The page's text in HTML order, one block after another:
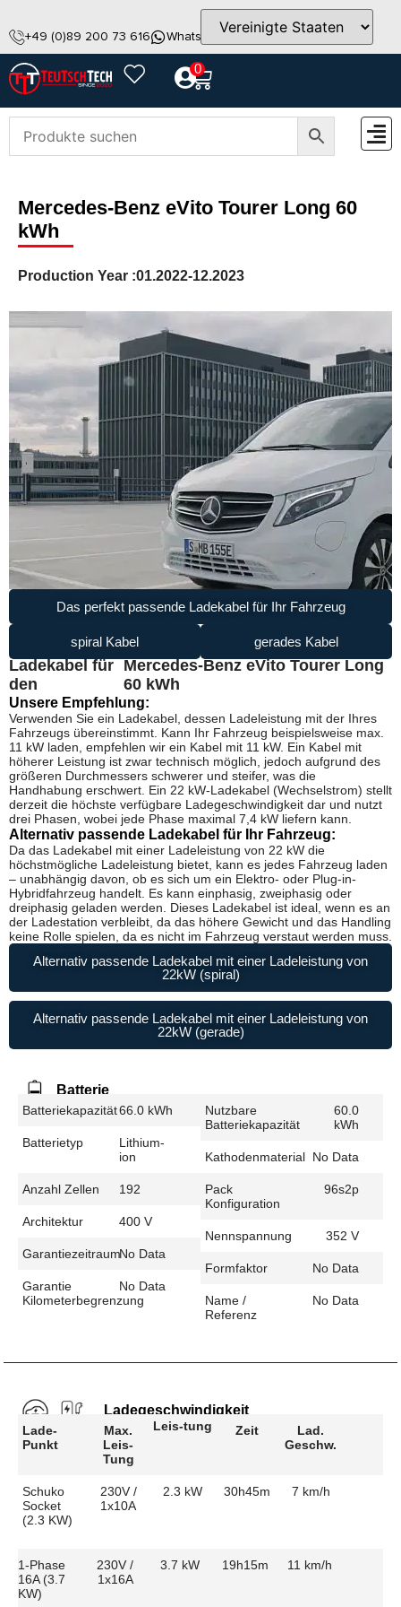
+49 (0)89 200 73 616 WhatsApp info@teutschtech.com
0
Mercedes-Benz eVito Tourer Long 60
kWh
Production Year :01.2022-12.2023
Das perfekt passende Ladekabel für Ihr Fahrzeug
spiral Kabel gerades Kabel
Ladekabel für
den
Mercedes-Benz eVito Tourer Long
60 kWh
Unsere Empfehlung:
Verwenden Sie ein Ladekabel, dessen Ladeleistung mit der Ihres
Fahrzeugs übereinstimmt. Kann Ihr Fahrzeug beispielsweise max.
11 kW laden, empfehlen wir ein Kabel mit 11 kW. Ein Kabel mit
höherer Leistung ist zwar technisch möglich, jedoch aufgrund des
größeren Durchmessers schwerer und steifer, was die
Handhabung erschwert. Ein 22 kW-Ladekabel (Wechselstrom) stellt
derzeit die höchste verfügbare Ladegeschwindigkeit dar und nutzt
drei Phasen, wobei jede Phase maximal 7,4 kW liefern kann.
Alternativ passende Ladekabel für Ihr Fahrzeug:
Da das Ladekabel mit einer Ladeleistung von 22 kW die
höchstmögliche Ladeleistung bietet, kann es jedes Fahrzeug laden
– unabhängig davon, ob es sich um ein Elektro- oder Plug-in-
Hybridfahrzeug handelt. Es kann einphasig, zweiphasig oder
dreiphasig geladen werden. Dieses Ladekabel ist ideal, wenn es an
der Ladestation verbleibt, da das höhere Gewicht und das Handling
keine Rolle spielen, da es nicht im Fahrzeug verstaut werden muss.
Alternativ passende Ladekabel mit einer Ladeleistung von
22kW (spiral)
Alternativ passende Ladekabel mit einer Ladeleistung von
22kW (gerade)
Batterie
Batteriekapazität66.0 kWh
Batterietyp
Lithium-
ion
Anzahl Zellen 192
Architektur 400 V
GarantiezeitraumNo Data
Garantie
Kilometerbegrenzung
No Data
Nutzbare
Batteriekapazität
60.0
kWh
Kathodenmaterial No Data
Pack
Konfiguration
96s2p
Nennspannung 352 V
Formfaktor No Data
Name /
Referenz
No Data
Ladegeschwindigkeit
Lade-
Punkt
Max.
Leis-
Tung
Leis-tung Zeit
Lad.
Geschw.
Schuko
Socket
(2.3 KW)
230V /
1x10A
2.3 kW 30h45m 7 km/h
1-Phase
16A (3.7
KW)
230V /
1x16A
3.7 kW 19h15m 11 km/h